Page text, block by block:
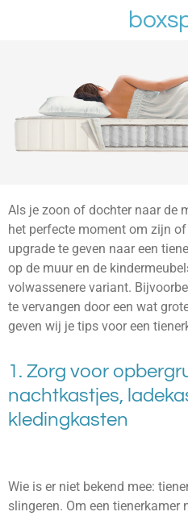
hoofdinhoud
Als je zoon of dochter naar de
het perfecte moment om zijn
upgrade te geven naar een
op de muur en de
volwassenere variant.
te vervangen door een wat
geven wij je tips voor een
1. Zorg voor
nachtkastjes,
kledingkasten
Wie is er niet bekend mee:
slingeren. Om een tienerkamer